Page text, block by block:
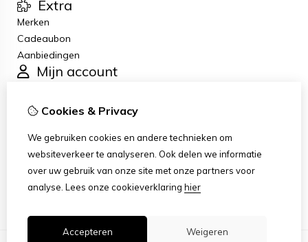
Extra
Merken
Cadeaubon
Aanbiedingen
Mijn account
Bestelhistorie
Klantenservice
Contact
Retourneren
Sitemap
Cookies & Privacy
We gebruiken cookies en andere technieken om
websiteverkeer te analyseren. Ook delen we informatie
over uw gebruik van onze site met onze partners voor
analyse. Lees onze cookieverklaring hier
Accepteren Weigeren